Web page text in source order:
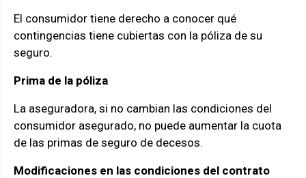
El consumidor tiene derecho a conocer qué
contingencias tiene cubiertas con la póliza de su
seguro.
Prima de la póliza
La aseguradora, si no cambian las condiciones del
consumidor asegurado, no puede aumentar la cuota
de las primas de seguro de decesos.
Modificaciones en las condiciones del contrato